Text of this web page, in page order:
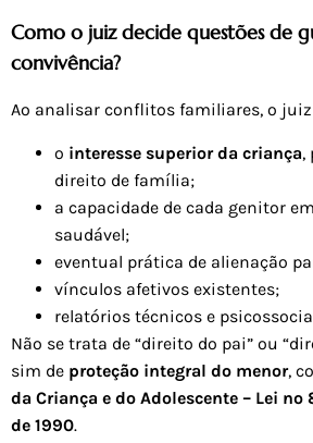
Como o juiz decide questões de
convivência?
Ao analisar conflitos familiares, o juiz
o interesse superior da criança,
direito de família;
a capacidade de cada genitor
saudável;
eventual prática de alienação
vínculos afetivos existentes;
relatórios técnicos e
Não se trata de “direito do pai” ou
sim de proteção integral do menor,
da Criança e do Adolescente – Lei nº
de 1990.